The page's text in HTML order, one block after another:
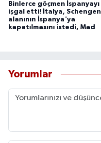
Binlerce göçmen İspanyayı
işgal etti! İtalya, Schengen
alanının İspanya'ya
kapatılmasını istedi, Mad
Yorumlar